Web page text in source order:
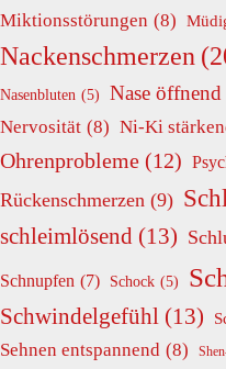
Miktionsstörungen (8)
Nackenschmerzen
Nasenbluten (5) Nase öffnend
Nervosität (8) Ni-Ki
Ohrenprobleme (12)
Rückenschmerzen (9)
schleimlösend (13)
Schnupfen (7) Schock (5)
Schwindelgefühl (13)
Sehnen entspannend (8)